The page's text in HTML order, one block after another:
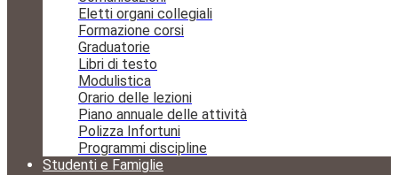
Eletti organi collegiali
Formazione corsi
Graduatorie
Libri di testo
Modulistica
Orario delle lezioni
Piano annuale delle attività
Polizza Infortuni
Programmi discipline
Studenti e Famiglie